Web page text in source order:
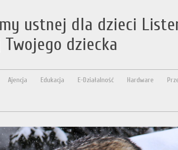
ustnej dla dzieci
dziecka
Ajencja Edukacja E-Działalność Hardware